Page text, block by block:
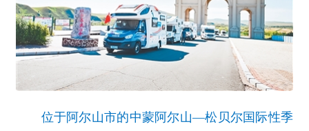
位于阿尔山市的中蒙阿尔山—松贝尔国际性季